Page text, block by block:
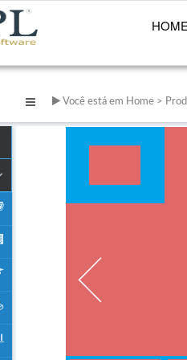
HOME
Você está em Home >